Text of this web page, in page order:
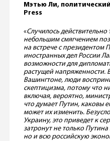
Мэтью Ли,
Press
«Случилось действительно
небольшим смягчением
на встрече с президентом
иностранных дел России
возможности для
растущей напряженности.
Вашингтоне, люди
скептицизма, потому что
включая, вероятно,
что думает Путин, каковы
может их изменить.
Украину, это приведет к
затронут не только
но и всю российскую